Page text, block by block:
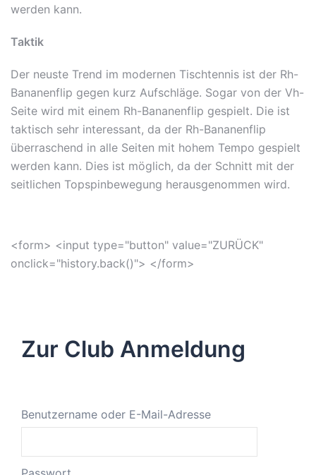
werden kann.
Taktik
Der neuste Trend im modernen Tischtennis ist der Rh-
Bananenflip gegen kurz Aufschläge. Sogar von der Vh-
Seite wird mit einem Rh-Bananenflip gespielt. Die ist
taktisch sehr interessant, da der Rh-Bananenflip
überraschend in alle Seiten mit hohem Tempo gespielt
werden kann. Dies ist möglich, da der Schnitt mit der
seitlichen Topspinbewegung herausgenommen wird.
<form> <input type="button" value="ZURÜCK"
onclick="history.back()"> </form>
Zur Club Anmeldung
Benutzername oder E-Mail-Adresse